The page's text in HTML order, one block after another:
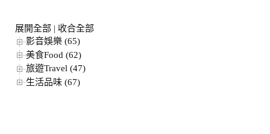
展開全部 | 收合全部
影音娛樂 (65)
美食Food (62)
旅遊Travel (47)
生活品味 (67)